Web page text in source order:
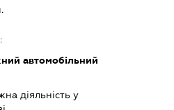
автомобільний
діяльність у